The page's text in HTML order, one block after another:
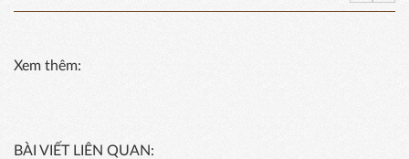
Xem thêm:
BÀI VIẾT LIÊN QUAN: